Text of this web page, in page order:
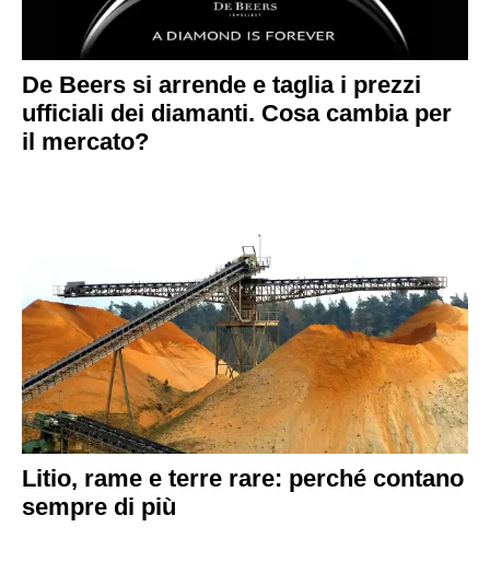
De Beers si arrende e taglia i prezzi
ufficiali dei diamanti. Cosa cambia per
il mercato?
Litio, rame e terre rare: perché contano
sempre di più